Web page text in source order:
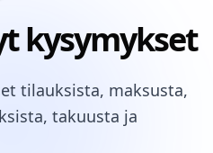
kysymykset
tilauksista, maksusta,
takuusta ja